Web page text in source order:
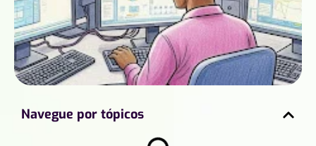
Navegue por tópicos